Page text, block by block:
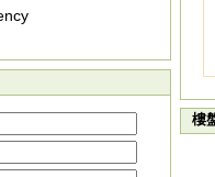
樓